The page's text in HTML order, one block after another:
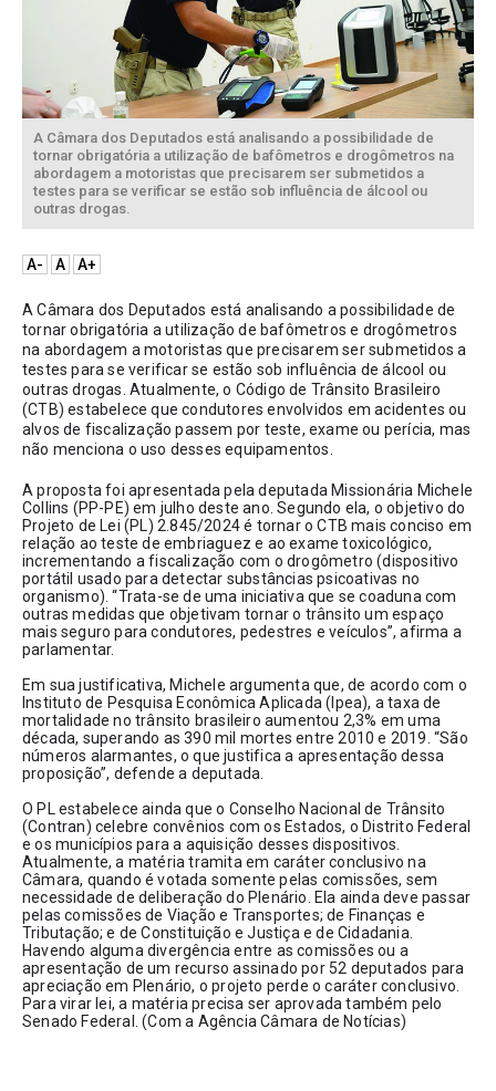
A Câmara dos Deputados está analisando a possibilidade de
tornar obrigatória a utilização de bafômetros e drogômetros na
abordagem a motoristas que precisarem ser submetidos a
testes para se verificar se estão sob influência de álcool ou
outras drogas.
A- A A+
A Câmara dos Deputados está analisando a possibilidade de
tornar obrigatória a utilização de bafômetros e drogômetros
na abordagem a motoristas que precisarem ser submetidos a
testes para se verificar se estão sob influência de álcool ou
outras drogas. Atualmente, o Código de Trânsito Brasileiro
(CTB) estabelece que condutores envolvidos em acidentes ou
alvos de fiscalização passem por teste, exame ou perícia, mas
não menciona o uso desses equipamentos.
A proposta foi apresentada pela deputada Missionária Michele
Collins (PP-PE) em julho deste ano. Segundo ela, o objetivo do
Projeto de Lei (PL) 2.845/2024 é tornar o CTB mais conciso em
relação ao teste de embriaguez e ao exame toxicológico,
incrementando a fiscalização com o drogômetro (dispositivo
portátil usado para detectar substâncias psicoativas no
organismo). “Trata-se de uma iniciativa que se coaduna com
outras medidas que objetivam tornar o trânsito um espaço
mais seguro para condutores, pedestres e veículos”, afirma a
parlamentar.
Em sua justificativa, Michele argumenta que, de acordo com o
Instituto de Pesquisa Econômica Aplicada (Ipea), a taxa de
mortalidade no trânsito brasileiro aumentou 2,3% em uma
década, superando as 390 mil mortes entre 2010 e 2019. “São
números alarmantes, o que justifica a apresentação dessa
proposição”, defende a deputada.
O PL estabelece ainda que o Conselho Nacional de Trânsito
(Contran) celebre convênios com os Estados, o Distrito Federal
e os municípios para a aquisição desses dispositivos.
Atualmente, a matéria tramita em caráter conclusivo na
Câmara, quando é votada somente pelas comissões, sem
necessidade de deliberação do Plenário. Ela ainda deve passar
pelas comissões de Viação e Transportes; de Finanças e
Tributação; e de Constituição e Justiça e de Cidadania.
Havendo alguma divergência entre as comissões ou a
apresentação de um recurso assinado por 52 deputados para
apreciação em Plenário, o projeto perde o caráter conclusivo.
Para virar lei, a matéria precisa ser aprovada também pelo
Senado Federal. (Com a Agência Câmara de Notícias)